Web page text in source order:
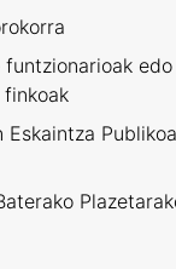
funtzionarioak
Eskaintza